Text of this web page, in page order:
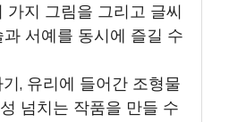
가지 그림을 그리고 글씨
서예를 동시에 즐길 수
, 유리에 들어간 조형물
넘치는 작품을 만들 수